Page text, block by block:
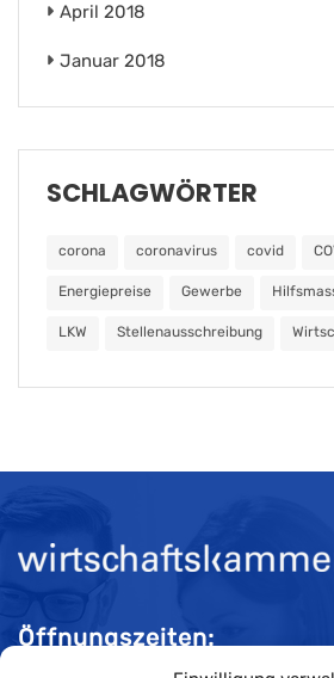
April 2018
Januar 2018
SCHLAGWÖRTER
corona coronavirus covid
Energiepreise Gewerbe
LKW Stellenausschreibung
Öffnungszeiten: